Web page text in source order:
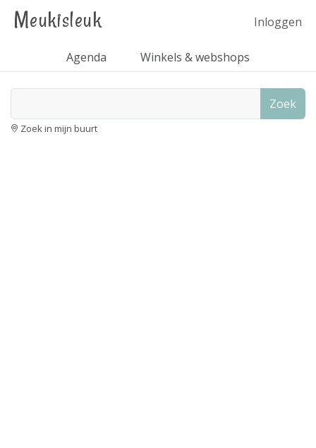
Meukisleuk Inloggen
Agenda Winkels & webshops
Zoek
Zoek in mijn buurt